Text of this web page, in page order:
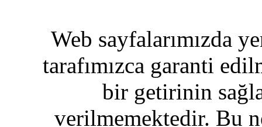
Web sayfalarımızda
tarafımızca garanti
bir getirinin
verilmemektedir. Bu